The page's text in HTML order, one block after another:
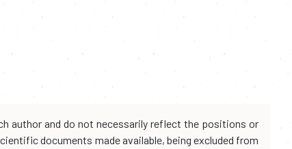
author and do not necessarily reflect the positions or
documents made available, being excluded from